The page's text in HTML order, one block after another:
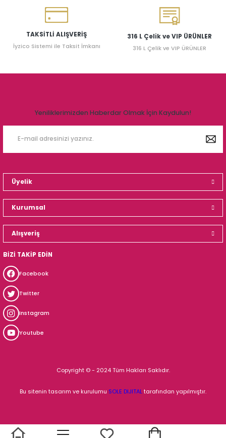
TAKSİTLİ ALIŞVERİŞ
İyzico Sistemi ile Taksit İmkanı
316 L Çelik ve VIP ÜRÜNLER
316 L Çelik ve VIP ÜRÜNLER
Yeniliklerimizden Haberdar Olmak İçin Kaydulun!
Üyelik
Kurumsal
Alışveriş
BİZİ TAKİP EDİN
Facebook
Twitter
Instagram
Youtube
Copyright © - 2024 Tüm Hakları Saklıdır.
Bu sitenin tasarım ve kurulumu SOLE DIJITALtarafından yapılmıştır.